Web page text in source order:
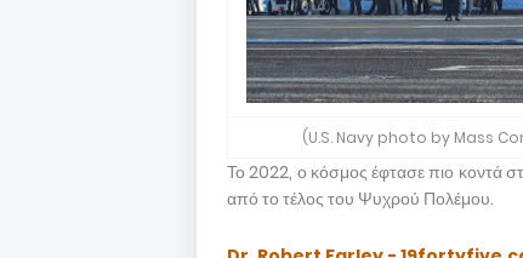
(U.S. Navy photo by Mass
Το 2022, ο κόσμος έφτασε πιο κοντά
από το τέλος του Ψυχρού Πολέμου.